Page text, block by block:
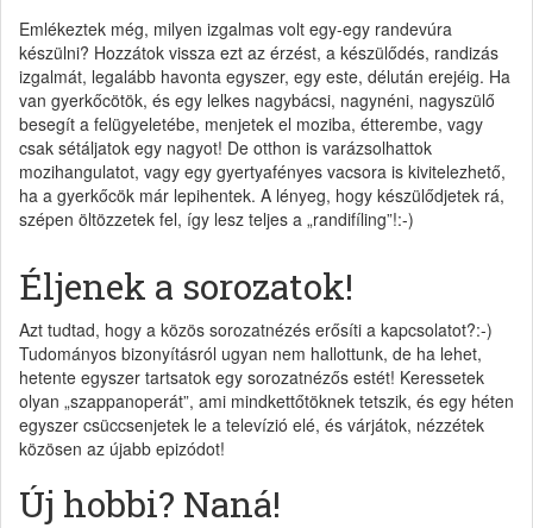
Emlékeztek még, milyen izgalmas volt egy-egy randevúra
készülni? Hozzátok vissza ezt az érzést, a készülődés, randizás
izgalmát, legalább havonta egyszer, egy este, délután erejéig. Ha
van gyerkőcötök, és egy lelkes nagybácsi, nagynéni, nagyszülő
besegít a felügyeletébe, menjetek el moziba, étterembe, vagy
csak sétáljatok egy nagyot! De otthon is varázsolhattok
mozihangulatot, vagy egy gyertyafényes vacsora is kivitelezhető,
ha a gyerkőcök már lepihentek. A lényeg, hogy készülődjetek rá,
szépen öltözzetek fel, így lesz teljes a „randifíling”!:-)
Éljenek a sorozatok!
Azt tudtad, hogy a közös sorozatnézés erősíti a kapcsolatot?:-)
Tudományos bizonyításról ugyan nem hallottunk, de ha lehet,
hetente egyszer tartsatok egy sorozatnézős estét! Keressetek
olyan „szappanoperát”, ami mindkettőtöknek tetszik, és egy héten
egyszer csüccsenjetek le a televízió elé, és várjátok, nézzétek
közösen az újabb epizódot!
Új hobbi? Naná!